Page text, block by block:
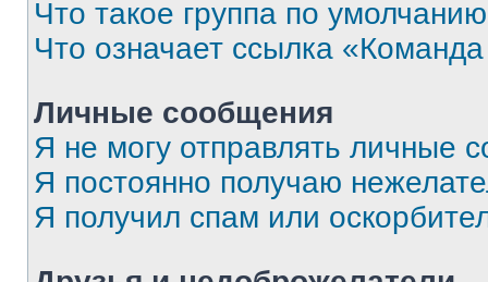
Что такое группа по
Что означает ссылка
Личные сообщения
Я не могу отправлять личные
Я постоянно получаю
Я получил спам или